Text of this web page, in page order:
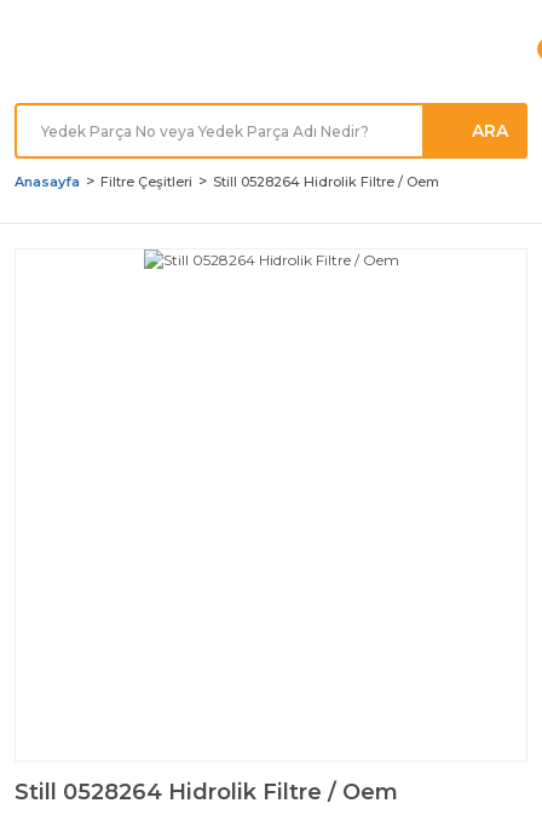
ARA
Anasayfa Filtre Çeşitleri Still 0528264 Hidrolik Filtre / Oem
Still 0528264 Hidrolik Filtre / Oem